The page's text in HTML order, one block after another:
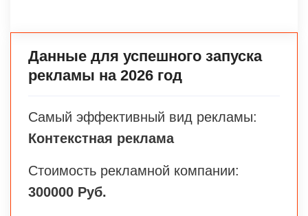
Данные для успешного запуска
рекламы на 2026 год
Самый эффективный вид рекламы:
Контекстная реклама
Стоимость рекламной компании:
300000 Руб.